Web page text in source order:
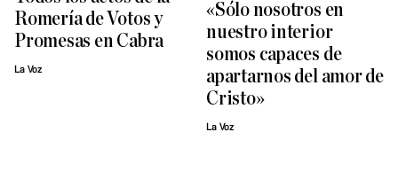
Romería de Votos y
Promesas en Cabra
La Voz
«Sólo nosotros en
nuestro interior
somos capaces de
apartarnos del amor de
Cristo»
La Voz